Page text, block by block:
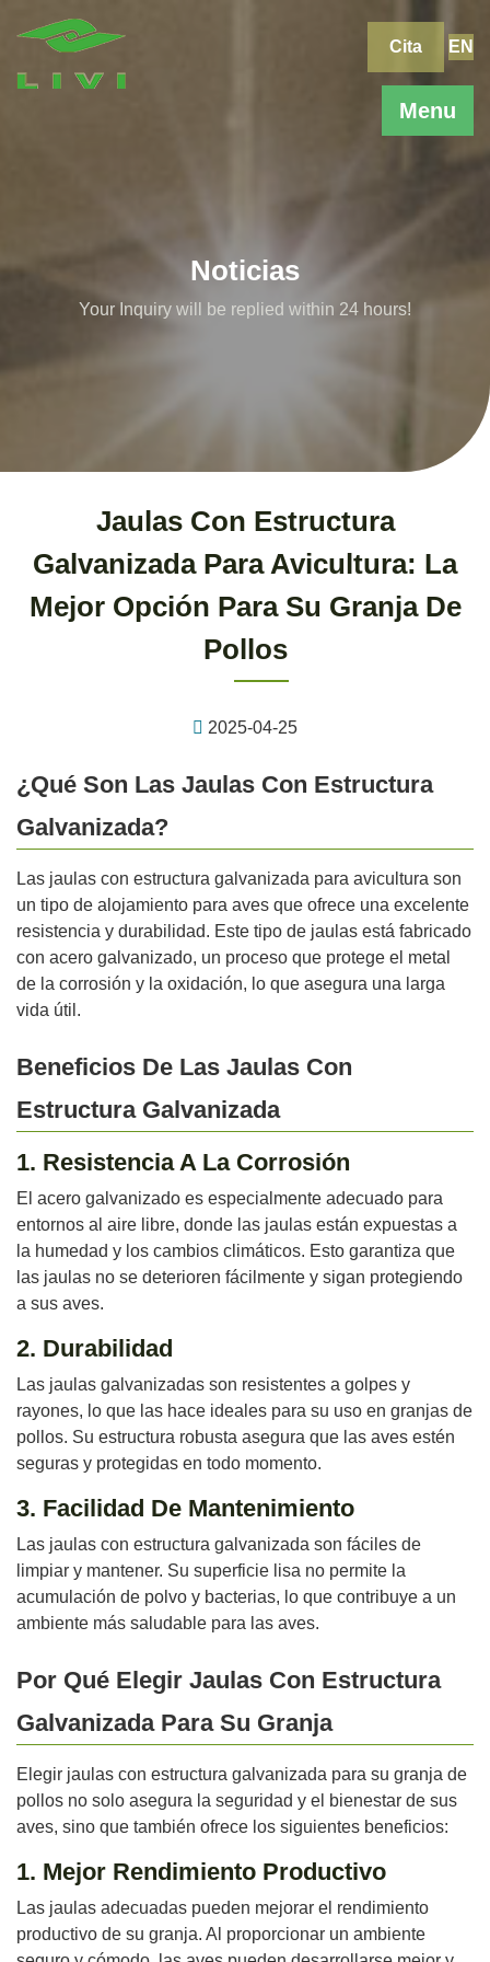
Menu
Cita EN
Noticias
Your Inquiry will be replied within 24 hours!
Jaulas Con Estructura
Galvanizada Para Avicultura: La
Mejor Opción Para Su Granja De
Pollos
2025-04-25
¿Qué Son Las Jaulas Con Estructura
Galvanizada?
Las jaulas con estructura galvanizada para avicultura son
un tipo de alojamiento para aves que ofrece una excelente
resistencia y durabilidad. Este tipo de jaulas está fabricado
con acero galvanizado, un proceso que protege el metal
de la corrosión y la oxidación, lo que asegura una larga
vida útil.
Beneficios De Las Jaulas Con
Estructura Galvanizada
1. Resistencia A La Corrosión
El acero galvanizado es especialmente adecuado para
entornos al aire libre, donde las jaulas están expuestas a
la humedad y los cambios climáticos. Esto garantiza que
las jaulas no se deterioren fácilmente y sigan protegiendo
a sus aves.
2. Durabilidad
Las jaulas galvanizadas son resistentes a golpes y
rayones, lo que las hace ideales para su uso en granjas de
pollos. Su estructura robusta asegura que las aves estén
seguras y protegidas en todo momento.
3. Facilidad De Mantenimiento
Las jaulas con estructura galvanizada son fáciles de
limpiar y mantener. Su superficie lisa no permite la
acumulación de polvo y bacterias, lo que contribuye a un
ambiente más saludable para las aves.
Por Qué Elegir Jaulas Con Estructura
Galvanizada Para Su Granja
Elegir jaulas con estructura galvanizada para su granja de
pollos no solo asegura la seguridad y el bienestar de sus
aves, sino que también ofrece los siguientes beneficios:
1. Mejor Rendimiento Productivo
Las jaulas adecuadas pueden mejorar el rendimiento
productivo de su granja. Al proporcionar un ambiente